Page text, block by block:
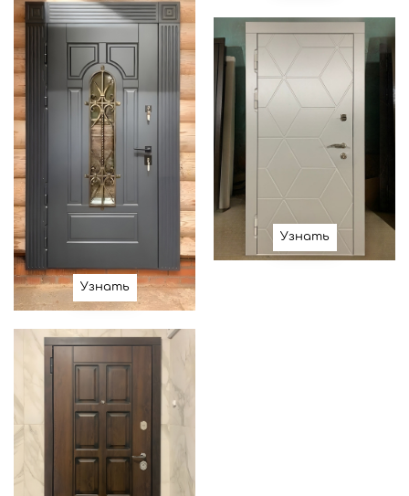
Узнать
Узнать